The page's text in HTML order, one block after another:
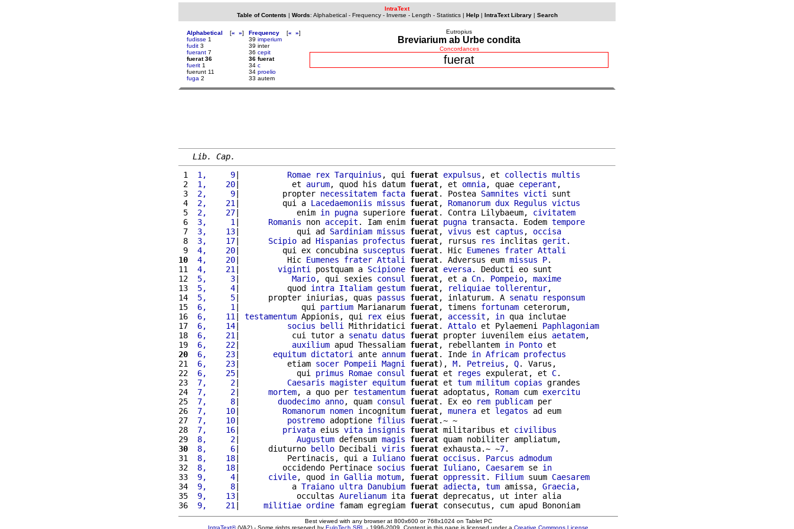
IntraText
Table of Contents | Words: Alphabetical- Frequency- Inverse - Length - Statistics| Help| IntraText Library| Search
Alphabetical [« »]
fudisse 1
fudit 3
fuerant 7
fuerat 36
fuerit 1
fuerunt 11
fuga 2
Frequency [« »]
39 imperium
39 inter
36 cepit
36 fuerat
34 c
34 proelio
33 autem
Eutropius
Breviarium ab Urbe condita
Concordances
fuerat
Lib. Cap.
1
1,     9| Romae rex Tarquinius , qui fuerat expulsus , et collectis multis
2
1,    20|           et aurum, quod his datum fuerat, et omnia, quae ceperant ,
3
2,     9|         propter necessitatem facta fuerat. Postea Samnites victi
sunt
4
2,    21 |         qui a Lacedaemoniis missus fuerat, Romanorum dux Regulus victus
5
2,    27|            enim in pugna superiore fuerat. Contra Lilybaeum, civitatem
6
3,     1 | Romanis non accepit . Iam enim fuerat pugna transacta. Eodem tempore
7
3,    13|            qui ad Sardiniam missus fuerat, vivus est captus , occisa
8
3,    17| Scipio ad Hispanias profectus fuerat, rursus res inclitas gerit .
9
4,    20|         qui ex concubina susceptus fuerat. Hic Eumenes frater Attali
10
4,    20|          Hic Eumenes frater Attali fuerat. Adversus eum missus P.
11
4,    21 | viginti postquam a Scipione fuerat eversa. Deducti eo sunt
12
5,     3| Mario, qui sexies consul fuerat, et a Cn. Pompeio, maxime
13
5,     4|          quod intra Italiam gestum fuerat, reliquiae tollerentur,
14
5,     5|      propter iniurias, quas passus fuerat, inlaturum. A senatu
responsum
15
6,     1 |             qui partium Marianarum fuerat, timens fortunam ceterorum,
16
6,    11 | testamentum Appionis, qui rex eius fuerat, accessit , in qua inclutae
17
6,    14| socius belli Mithridatici fuerat. Attalo et Pylaemeni Paphlagoniam
18
6,    21 |           cui tutor a senatu datus fuerat propter iuvenilem eius aetatem,
19
6,    22| auxilium apud Thessaliam fuerat, rebellantem in Ponto
20
6,    23| equitum dictatori ante annum fuerat. Inde in Africam profectus
21
6,    23|          etiam socer Pompeii Magni fuerat), M. Petreius , Q. Varus,
22
6,    25|            qui primus Romae consul fuerat et reges expulerat, et C.
23
7,     2| Caesaris magister equitum fuerat et tum militum copias grandes
24
7,     2| mortem, a quo per testamentum fuerat adoptatus, Romam cum exercitu
25
7,     8| duodecimo anno, quam consul fuerat. Ex eo rem publicam per
26
7,    10| Romanorum nomen incognitum fuerat, munera et legatos ad eum
27
7,    10| postremo adoptione filius fuerat.~ ~
28
7,    16| privata eius vita insignis fuerat militaribus et civilibus
29
8,     2| Augustum defensum magis fuerat
30
8,     6|      diuturno bello Decibali viris fuerat exhausta.~ ~7.
31
8,    18|          Pertinacis, qui a Iuliano fuerat occisus . Parcus
admodum
32
8,    18|         occidendo Pertinace socius fuerat Iuliano, Caesarem se in
33
9,     4| civile, quod in Gallia motum, fuerat oppressit . Filium suum Caesarem
34
9,     8|           a Traiano ultra Danubium fuerat adiecta, tum amissa, Graecia,
35
9,    13|            occultas Aurelianum ita fuerat deprecatus, ut inter alia
36
9,    21 | militiae ordine famam egregiam fuerat
Best viewed with any browser at 800x600 or 768x1024 on Tablet PC
IntraText®(VA2) - Some rights reserved by EuloTech SRL - 1996-2009. Content in this page is licensed under a Creative Commons License